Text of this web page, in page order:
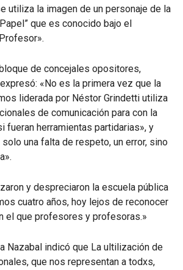
utiliza la imagen de un personaje de la
que es conocido bajo el
de concejales opositores,
«No es la primera vez que la
liderada por Néstor Grindetti utiliza
de comunicación para con la
fueran herramientas partidarias», y
una falta de respeto, un error, sino
y despreciaron la escuela pública
cuatro años, hoy lejos de reconocer
el que profesores y profesoras.»
Nazabal indicó que La ultilización de
que nos representan a todxs,